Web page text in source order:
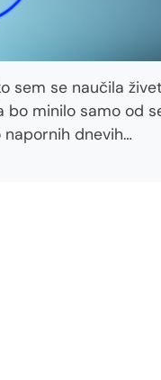
sem se naučila
bo minilo samo od
dnevih…